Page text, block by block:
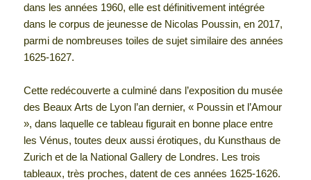
dans les années 1960, elle est définitivement intégrée
dans le corpus de jeunesse de Nicolas Poussin, en 2017,
parmi de nombreuses toiles de sujet similaire des années
1625-1627.
Cette redécouverte a culminé dans l’exposition du musée
des Beaux Arts de Lyon l’an dernier, « Poussin et l’Amour
», dans laquelle ce tableau figurait en bonne place entre
les Vénus, toutes deux aussi érotiques, du Kunsthaus de
Zurich et de la National Gallery de Londres. Les trois
tableaux, très proches, datent de ces années 1625-1626.